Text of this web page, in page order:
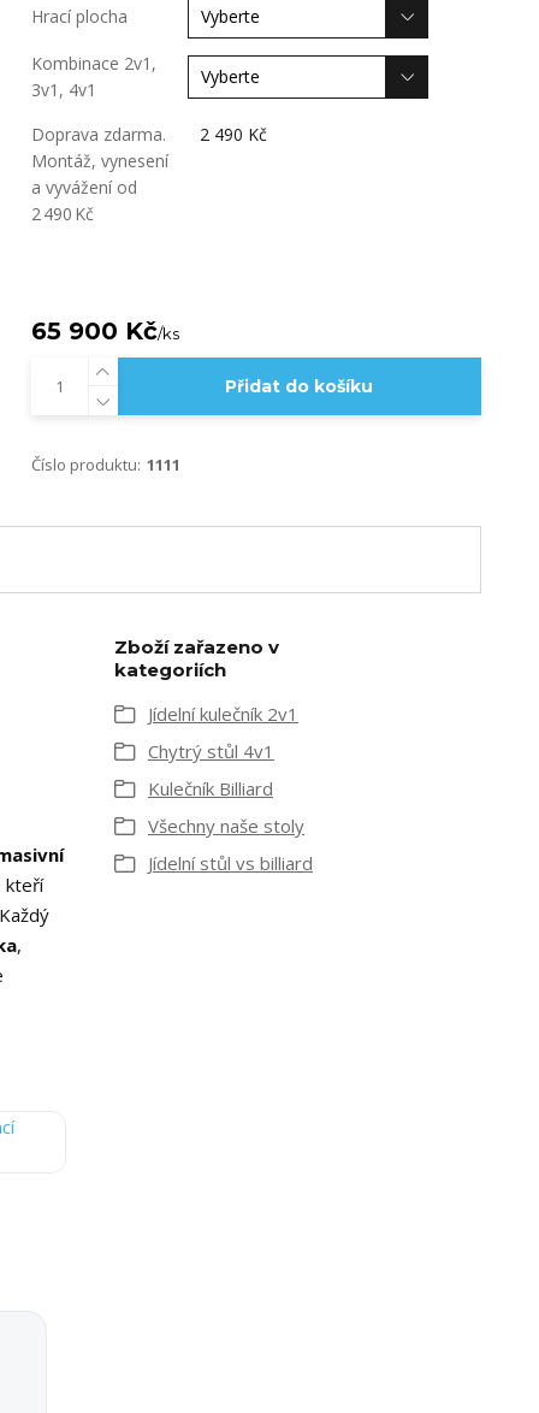
Hrací plocha
Kombinace 2v1,
3v1, 4v1
Doprava zdarma.
Montáž, vynesení
a vyvážení od
2 490 Kč
2 490 Kč
65 900 Kč/ks
Přidat do košíku
Číslo produktu: 1111
kteří
,
Zboží zařazeno v
kategoriích
Jídelní kulečník 2v1
Chytrý stůl 4v1
Kulečník Billiard
Všechny naše stoly
Jídelní stůl vs billiard